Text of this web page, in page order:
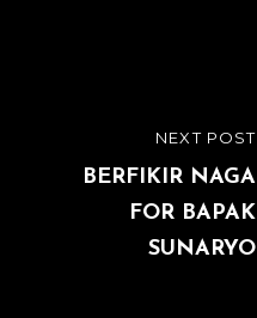
Navigation
l’article
POST
NEXT POST
BERFIKIR NAGA
FOR BAPAK
SUNARYO